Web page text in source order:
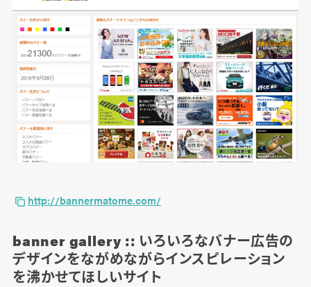
http://bannermatome.com/
banner gallery :: いろいろなバナー広告の
デザインをながめながらインスピレーション
を沸かせてほしいサイト